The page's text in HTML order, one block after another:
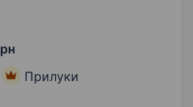
Прилуки